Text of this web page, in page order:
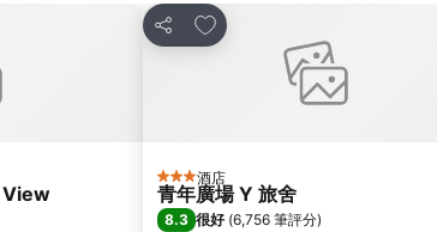
View
分享
放到收藏夾
3 星級酒店
青年廣場 Y 旅舍
8.3 很好 (6,756 筆評分)